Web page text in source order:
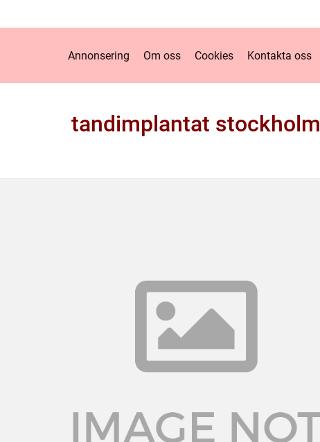
Annonsering Om oss Cookies Kontakta oss
tandimplantat stockholm